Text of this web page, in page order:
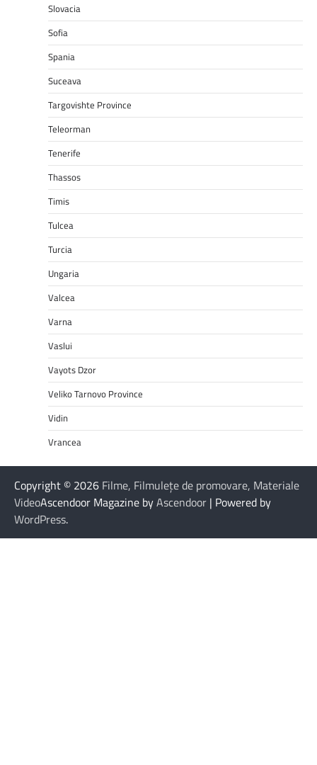
Slovacia
Sofia
Spania
Suceava
Targovishte Province
Teleorman
Tenerife
Thassos
Timis
Tulcea
Turcia
Ungaria
Valcea
Varna
Vaslui
Vayots Dzor
Veliko Tarnovo Province
Vidin
Vrancea
Copyright © 2026 Filme, Filmulețe de promovare, Materiale
VideoAscendoor Magazine byAscendoor | Powered by
WordPress.